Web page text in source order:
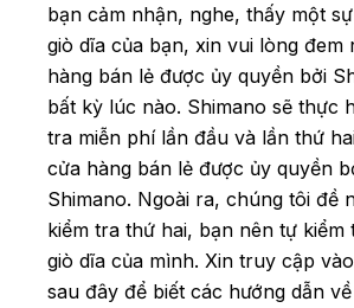
bạn cảm nhận, nghe, thấy một
giò dĩa của bạn, xin vui lòng đem
hàng bán lẻ được ủy quyền bởi
bất kỳ lúc nào. Shimano sẽ thực
tra miễn phí lần đầu và lần thứ
cửa hàng bán lẻ được ủy quyền
Shimano. Ngoài ra, chúng tôi đề
kiểm tra thứ hai, bạn nên tự
giò dĩa của mình. Xin truy cập
sau đây để biết các hướng dẫn